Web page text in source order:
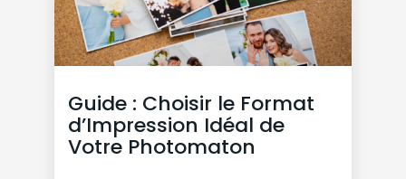
Guide : Choisir le Format
d’Impression Idéal de
Votre Photomaton